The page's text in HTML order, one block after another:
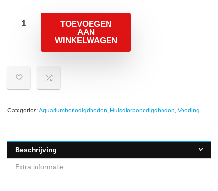
TOEVOEGEN
AAN
WINKELWAGEN
Categories:Aquariumbenodigdheden, Huisdierbenodigdheden, Voeding
Beschrijving
Extra informatie